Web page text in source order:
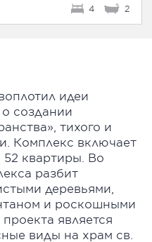
4 2
идеи
создании
тихого и
Комплекс включает
52 квартиры. Во
разбит
деревьями,
и роскошными
является
виды на храм св.